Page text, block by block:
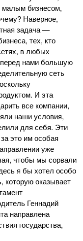
малым бизнесом,
Наверное,
задача —
тех, кто
в любых
перед нами большую
сеть
И эта
все компании,
наши условия,
для себя. Эти
это им особая
уже
чтобы мы сорвали
я бы хотел особо
которую оказывает
Геннадий
направлена
государства,